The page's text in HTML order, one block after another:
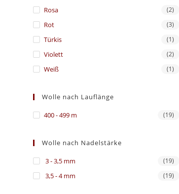
Rosa (2)
Rot (3)
Türkis (1)
Violett (2)
Weiß (1)
Wolle nach Lauflänge
400 - 499 m (19)
Wolle nach Nadelstärke
3 - 3,5 mm (19)
3,5 - 4 mm (19)